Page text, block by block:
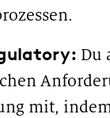
Du
mit,